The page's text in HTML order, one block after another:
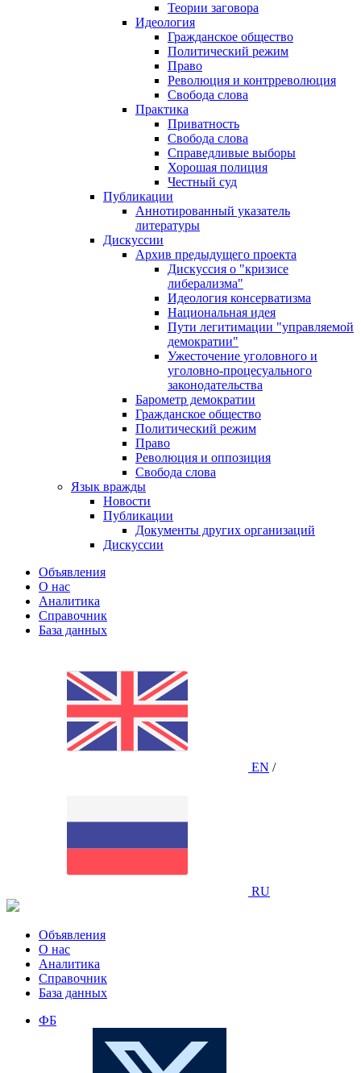
Теории заговора
Идеология
Гражданское общество
Политический режим
Право
Революция и контрреволюция
Свобода слова
Практика
Приватность
Свобода слова
Справедливые выборы
Хорошая полиция
Честный суд
Публикации
Аннотированный указатель
литературы
Дискуссии
Архив предыдущего проекта
Дискуссия о "кризисе
либерализма"
Идеология консерватизма
Национальная идея
Пути легитимации "управляемой
демократии"
Ужесточение уголовного и
уголовно-процесуального
законодательства
Барометр демократии
Гражданское общество
Политический режим
Право
Революция и оппозиция
Свобода слова
Язык вражды
Новости
Публикации
Документы других организаций
Дискуссии
Объявления
О нас
Аналитика
Справочник
База данных
EN /
RU
Объявления
О нас
Аналитика
Справочник
База данных
ФБ